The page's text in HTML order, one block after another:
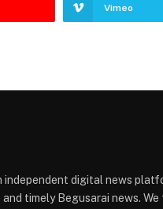
Vimeo
independent digital news
timely Begusarai news. We